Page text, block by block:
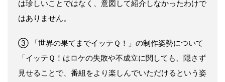
は珍しいことではなく、意図して紹介しなかったわけで
はありません。
③ 「世界の果てまでイッテＱ！」の制作姿勢について
「イッテＱ！はロケの失敗や不成⽴に関しても、隠さず
⾒せることで、番組をより楽しんでいただけるという姿